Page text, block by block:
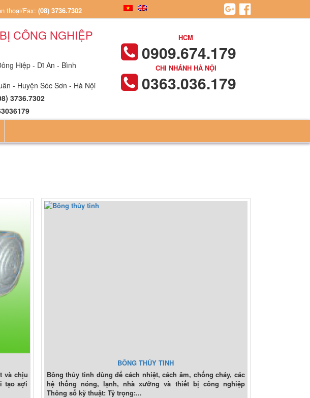
thoại/Fax: (08) 3736.7302
CÔNG NGHIỆP
Hiệp - Dĩ An - Bình
- Huyện Sóc Sơn - Hà Nội
3736.7302
HCM
0909.674.179
CHI NHÁNH HÀ NỘI
0363.036.179
và chịu
tạo sợi
BÔNG THỦY TINH
Bông thủy tinh dùng để cách nhiệt, cách âm, chống cháy, các
hệ thống nóng, lạnh, nhà xưởng và thiết bị công nghiệp
Thông số kỹ thuật: Tỷ trọng:...